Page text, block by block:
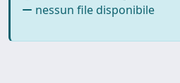
nessun file disponibile